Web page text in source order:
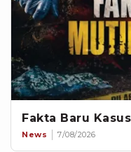
Fakta Baru
News 7/08/2026